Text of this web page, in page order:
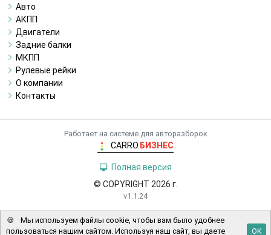
Авто
АКПП
Двигатели
Задние балки
МКПП
Рулевые рейки
О компании
Контакты
Работает на системе для авторазборок
CARRO. БИЗНЕС
Полная версия
© COPYRIGHT 2026 г.
v1.1.24
🍪
Мы используем файлы cookie, чтобы вам было удобнее
пользоваться нашим сайтом. Используя наш сайт, вы даете
OK